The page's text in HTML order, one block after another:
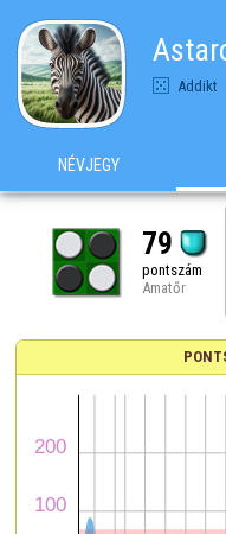
Addikt
NÉVJEGY
79
pontszám
Amatőr